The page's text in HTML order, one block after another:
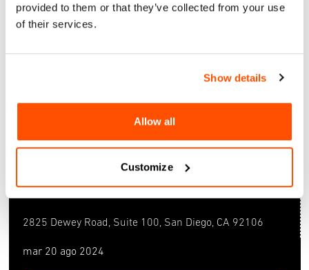
provided to them or that they’ve collected from your use
of their services.
Show details
Allow all
Customize
del color y la historia mientras crea su propio viaje
espiritual del arte.
mar 20 ago 2024
PINTURA DE HILO CON TIMOTHY
HINCHLIFF
2825 Dewey Road, Suite 100, San Diego, CA 92106
mar 20 ago 2024